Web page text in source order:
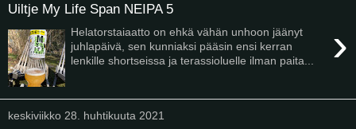
Uiltje My Life Span NEIPA 5
›
Helatorstaiaatto on ehkä vähän unhoon jäänyt
juhlapäivä, sen kunniaksi pääsin ensi kerran
lenkille shortseissa ja terassioluelle ilman paita...
keskiviikko 28. huhtikuuta 2021